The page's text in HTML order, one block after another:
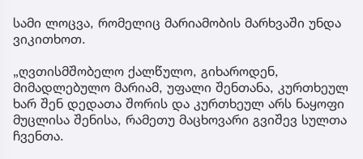
სამი ლოცვა, რომელიც მარიამობის მარხვაში უნდა
ვიკითხოთ.
„ღვთისმშობელო ქალწულო, გიხაროდენ,
მიმადლებულო მარიამ, უფალი შენთანა, კურთხეულ
ხარ შენ დედათა შორის და კურთხეულ არს ნაყოფი
მუცლისა შენისა, რამეთუ მაცხოვარი გვიშევ სულთა
ჩვენთა.